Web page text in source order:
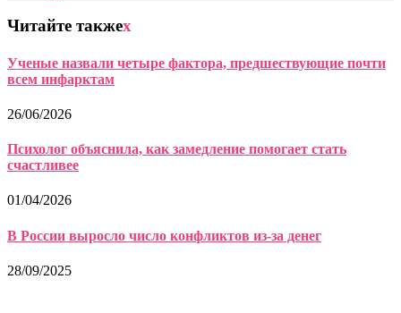
Читайте такжеx
Ученые назвали четыре фактора, предшествующие почти
всем инфарктам
26/06/2026
Психолог объяснила, как замедление помогает стать
счастливее
01/04/2026
В России выросло число конфликтов из-за денег
28/09/2025